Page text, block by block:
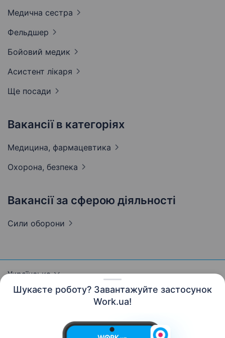
Шукаєте роботу? Завантажуйте застосунок
Work.ua!
Медична сестра
Фельдшер
Бойовий медик
Асистент лікаря
Ще посади
Вакансії в категоріях
Медицина, фармацевтика
Охорона, безпека
Вакансії за сферою діяльності
Сили оборони
Українська